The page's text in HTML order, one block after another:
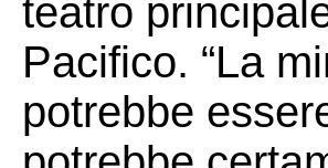
teatro
Pacifico. “La
potrebbe